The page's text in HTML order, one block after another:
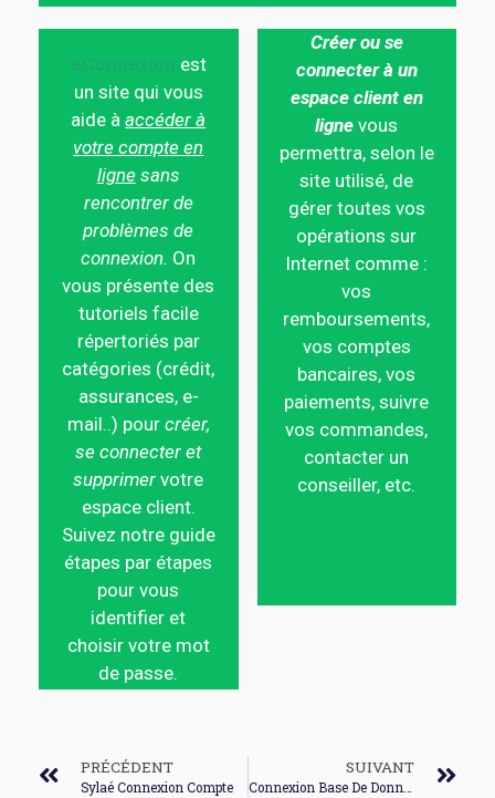
est
un site qui vous
aide àaccéder à
votre compte en
ligne sans
rencontrer de
problèmes de
connexion. On
vous présente des
tutoriels facile
répertoriés par
catégories (crédit,
assurances, e-
mail..) pour créer,
se connecter et
supprimer votre
espace client.
Suivez notre guide
étapes par étapes
pour vous
identifier et
choisir votre mot
de passe.
Créer ou se
connecter à un
espace client en
ligne vous
permettra, selon le
site utilisé, de
gérer toutes vos
opérations sur
Internet comme :
vos
remboursements,
vos comptes
bancaires, vos
paiements, suivre
vos commandes,
contacter un
conseiller, etc.
PRÉCÉDENT
Sylaé Connexion Compte
SUIVANT